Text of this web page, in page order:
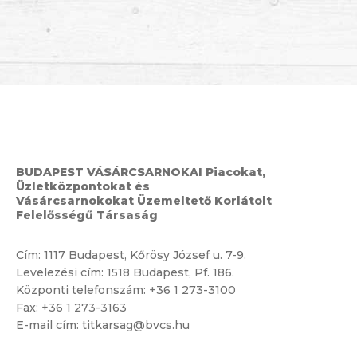
BUDAPEST VÁSÁRCSARNOKAI Piacokat,
Üzletközpontokat és
Vásárcsarnokokat Üzemeltető Korlátolt
Felelősségű Társaság
Cím: 1117 Budapest, Kőrösy József u. 7-9.
Levelezési cím: 1518 Budapest, Pf. 186.
Központi telefonszám: +36 1 273-3100
Fax: +36 1 273-3163
E-mail cím: titkarsag@bvcs.hu